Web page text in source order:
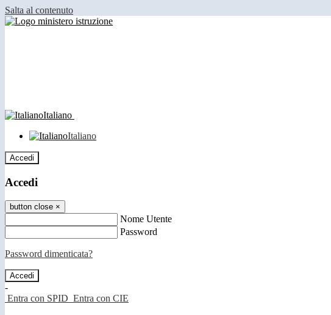
Salta al contenuto
Italiano
Italiano
Accedi
Accedi
button close ×
Nome Utente
Password
Password dimenticata?
-
Entra con SPID Entra con CIE